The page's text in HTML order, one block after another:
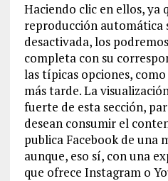
Haciendo clic en ellos, ya
reproducción automática
desactivada, los
completa con su
las típicas opciones,
más tarde. La
fuerte de esta sección,
desean consumir el
publica Facebook de una
aunque, eso sí, con una
que ofrece Instagram o